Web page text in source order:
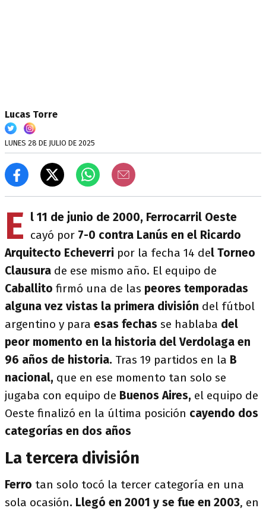
Lucas Torre
LUNES 28 DE JULIO DE 2025
E l 11 de junio de 2000, Ferrocarril Oeste
cayó por 7-0 contra Lanús en el Ricardo
Arquitecto Echeverri por la fecha 14 del Torneo
Clausura de ese mismo año. El equipo de
Caballito firmó una de las peores temporadas
alguna vez vistas la primera división del fútbol
argentino y para esas fechas se hablaba del
peor momento en la historia del Verdolaga en
96 años de historia. Tras 19 partidos en la B
nacional, que en ese momento tan solo se
jugaba con equipo de Buenos Aires, el equipo de
Oeste finalizó en la última posición cayendo dos
categorías en dos años
La tercera división
Ferro tan solo tocó la tercer categoría en una
sola ocasión. Llegó en 2001 y se fue en 2003, en